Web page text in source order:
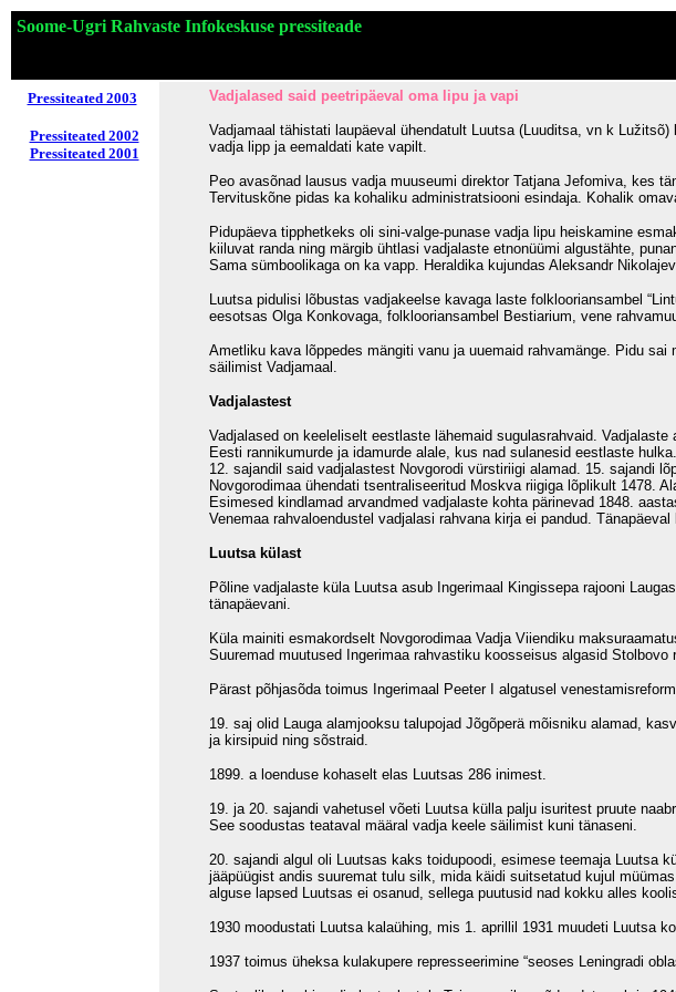
Soome-Ugri Rahvaste Infokeskuse pressiteade
Pressiteated 2003
Pressiteated 2002
Pressiteated 2001
Vadjalased said peetripäeval oma lipu ja vapi
Vadjamaal tähistati laupäeval ühendatult Luutsa (Luuditsa, vn k
vadja lipp ja eemaldati kate vapilt.
Peo avasõnad lausus vadja muuseumi direktor Tatjana Jefomiva, kes
Tervituskõne pidas ka kohaliku administratsiooni esindaja. Kohalik
Pidupäeva tipphetkeks oli sini-valge-punase vadja lipu heiskamine
kiiluvat randa ning märgib ühtlasi vadjalaste etnonüümi algustähte,
Sama sümboolikaga on ka vapp. Heraldika kujundas Aleksandr
Luutsa pidulisi lõbustas vadjakeelse kavaga laste folklooriansambel
eesotsas Olga Konkovaga, folklooriansambel Bestiarium, vene
Ametliku kava lõppedes mängiti vanu ja uuemaid rahvamänge. Pidu
säilimist Vadjamaal.
Vadjalastest
Vadjalased on keeleliselt eestlaste lähemaid sugulasrahvaid.
Eesti rannikumurde ja idamurde alale, kus nad sulanesid eestlaste hulka.
12. sajandil said vadjalastest Novgorodi vürstiriigi alamad. 15. sajandi
Novgorodimaa ühendati tsentraliseeritud Moskva riigiga lõplikult 1478.
Esimesed kindlamad arvandmed vadjalaste kohta pärinevad 1848.
Venemaa rahvaloendustel vadjalasi rahvana kirja ei pandud.
Luutsa külast
Põline vadjalaste küla Luutsa asub Ingerimaal Kingissepa rajooni
tänapäevani.
Küla mainiti esmakordselt Novgorodimaa Vadja Viiendiku
Suuremad muutused Ingerimaa rahvastiku koosseisus algasid
Pärast põhjasõda toimus Ingerimaal Peeter I algatusel
19. saj olid Lauga alamjooksu talupojad Jõgõperä mõisniku alamad,
ja kirsipuid ning sõstraid.
1899. a loenduse kohaselt elas Luutsas 286 inimest.
19. ja 20. sajandi vahetusel võeti Luutsa külla palju isuritest pruute
See soodustas teataval määral vadja keele säilimist kuni tänaseni.
20. sajandi algul oli Luutsas kaks toidupoodi, esimese teemaja Luutsa
jääpüügist andis suuremat tulu silk, mida käidi suitsetatud kujul
alguse lapsed Luutsas ei osanud, sellega puutusid nad kokku alles
1930 moodustati Luutsa kalaühing, mis 1. aprillil 1931 muudeti Luutsa
1937 toimus üheksa kulakupere represseerimine “seoses Leningradi